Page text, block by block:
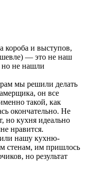
короба и выступов,
— это не наш
не нашли
мы решили делать
он все
такой, как
окончательно. Не
но кухня идеально
нравится.
нашу кухню-
стенам, им пришлось
но результат